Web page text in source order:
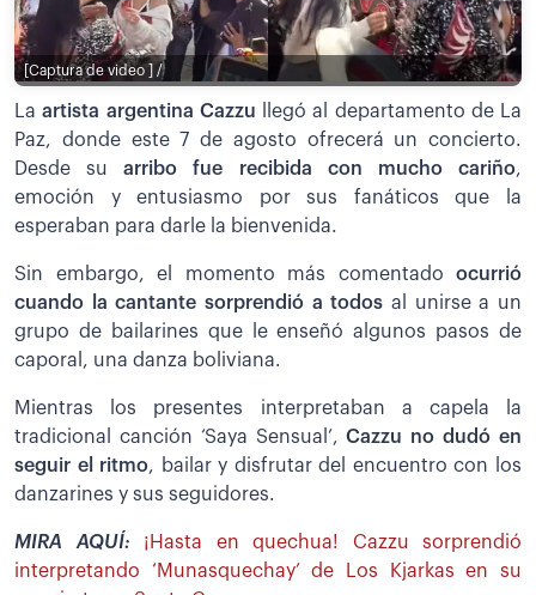
[Captura de video ] /
Laartista argentina Cazzu
llegó al departamento de La
Paz, donde este 7 de agosto ofrecerá un concierto.
Desde suarribo fue recibida con mucho cariño,
emoción y entusiasmo por sus fanáticos que la
esperaban para darle la bienvenida.
Sin embargo, el momento más comentado ocurrió
cuando la cantante sorprendió a todos al unirse a un
grupo de bailarines que le enseñó algunos pasos de
caporal, una danza boliviana.
Mientras los presentes interpretaban a capela la
tradicional canción ‘Saya Sensual’, Cazzu no dudó en
seguir el ritmo, bailar y disfrutar del encuentro con los
danzarines y sus seguidores.
MIRA AQUÍ: ¡Hasta en quechua! Cazzu sorprendió
interpretando ‘Munasquechay’ de Los Kjarkas en su